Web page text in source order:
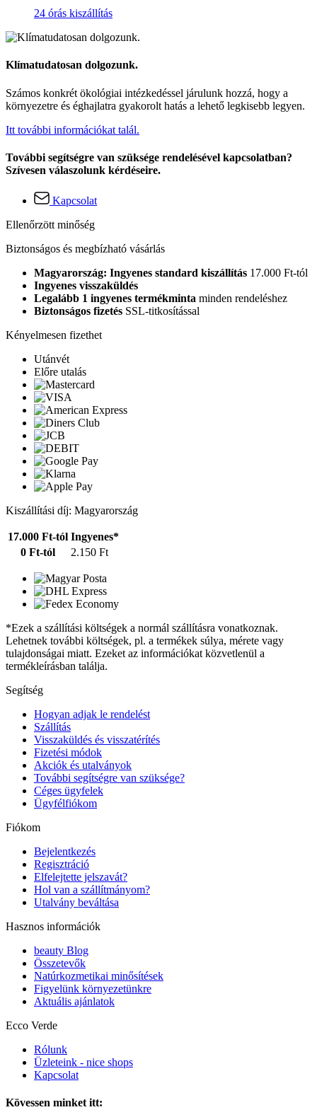
24 órás kiszállítás
Klímatudatosan dolgozunk.
Számos konkrét ökológiai intézkedéssel járulunk hozzá, hogy a
környezetre és éghajlatra gyakorolt hatás a lehető legkisebb legyen.
Itt további információkat talál.
További segítségre van szüksége rendelésével kapcsolatban?
Szívesen válaszolunk kérdéseire.
Kapcsolat
Ellenőrzött minőség
Biztonságos és megbízható vásárlás
Magyarország: Ingyenes standard kiszállítás 17.000 Ft-tól
Ingyenes visszaküldés
Legalább 1 ingyenes termékminta minden rendeléshez
Biztonságos fizetés SSL-titkosítással
Kényelmesen fizethet
Utánvét
Előre utalás
Kiszállítási díj: Magyarország
17.000 Ft-tól Ingyenes*
0 Ft-tól
2.150 Ft
*Ezek a szállítási költségek a normál szállításra vonatkoznak.
Lehetnek további költségek, pl. a termékek súlya, mérete vagy
tulajdonságai miatt. Ezeket az információkat közvetlenül a
termékleírásban találja.
Segítség
Hogyan adjak le rendelést
Szállítás
Visszaküldés és visszatérítés
Fizetési módok
Akciók és utalványok
További segítségre van szüksége?
Céges ügyfelek
Ügyfélfiókom
Fiókom
Bejelentkezés
Regisztráció
Elfelejtette jelszavát?
Hol van a szállítmányom?
Utalvány beváltása
Hasznos információk
beauty Blog
Összetevők
Natúrkozmetikai minősítések
Figyelünk környezetünkre
Aktuális ajánlatok
Ecco Verde
Rólunk
Üzleteink - nice shops
Kapcsolat
Kövessen minket itt: